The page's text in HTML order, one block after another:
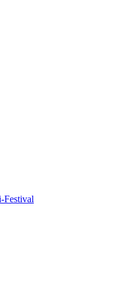
Festival